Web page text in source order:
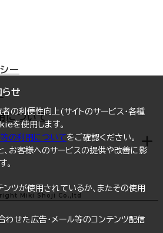
まとめて資料請求
らせ
者の利便性向上(サイトのサービス・各種
を使用します。
の利用についてをご確認ください。
お客様へのサービスの提供や改善に影
。
ンツが使用されているか、またその使用
わせた広告・メール等のコンテンツ配信
ー
ついて
Miki Shoji Co.,ltd